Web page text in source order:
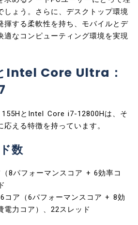
しょう。さらに、デスクトップ環境
揮する柔軟性を持ち、モバイルとデ
適なコンピューティング環境を実現
Intel Core Ultra：
とIntel Core i7-12800Hは、そ
える特徴を持っています。
数
8パフォーマンスコア + 6効率コ
コア（6パフォーマンスコア + 8効
力コア）、22スレッド